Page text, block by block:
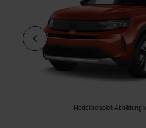
Modellbeispiel: Abbildung